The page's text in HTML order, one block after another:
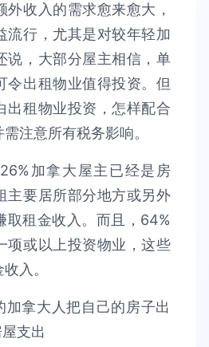
外收入的需求愈来愈大，
流行，尤其是对较年轻加
说，大部分屋主相信，单
令出租物业值得投资。但
出租物业投资，怎样配合
注意所有税务影响。
加拿大屋主已经是房
主要居所部分地方或另外
取租金收入。而且，64%
项或以上投资物业，这些
入。